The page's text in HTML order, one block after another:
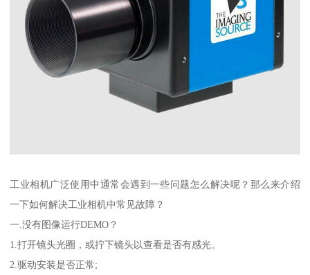
工业相机广泛使用中通常会遇到一些问题怎么解决呢？那么来介绍
一下如何解决工业相机中常见故障？
一.没有图像运行DEMO？
1.打开镜头光圈，或拧下镜头以查看是否有感光。
2.驱动安装是否正常;